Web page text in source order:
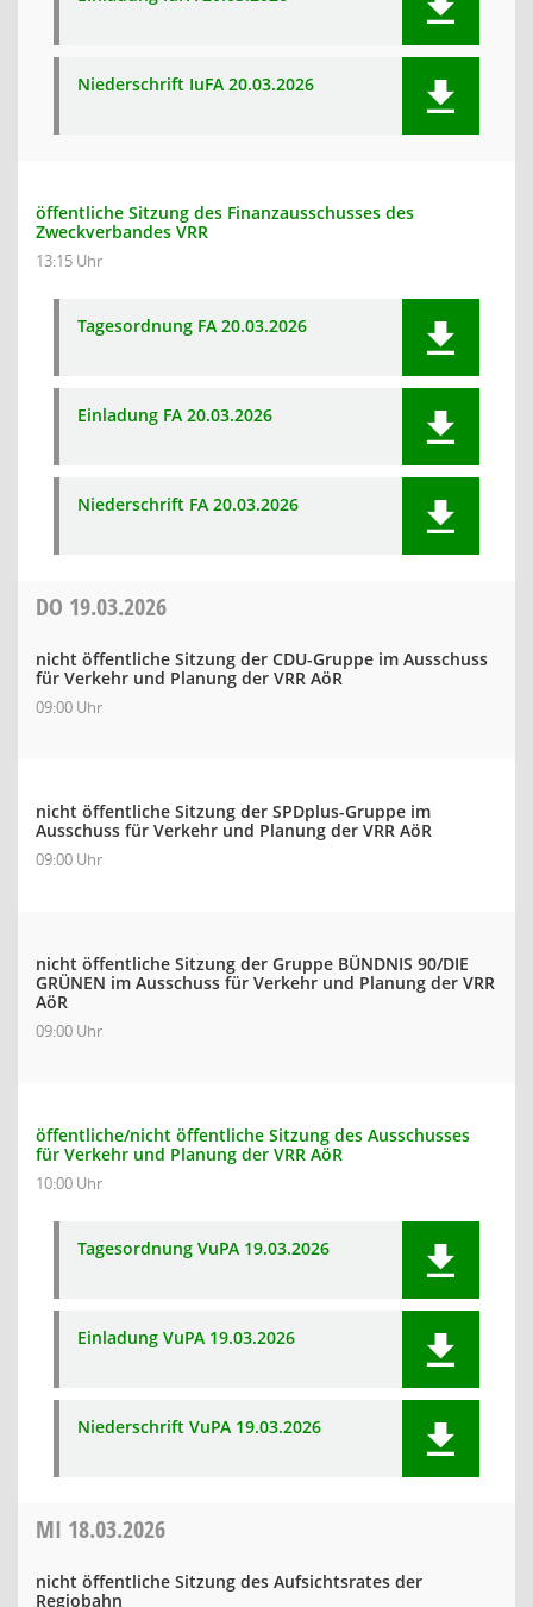
Niederschrift IuFA 20.03.2026
öffentliche Sitzung des Finanzausschusses des
Zweckverbandes VRR
13:15 Uhr
Tagesordnung FA 20.03.2026
Einladung FA 20.03.2026
Niederschrift FA 20.03.2026
DO 19.03.2026
nicht öffentliche Sitzung der CDU-Gruppe im Ausschuss
für Verkehr und Planung der VRR AöR
09:00 Uhr
nicht öffentliche Sitzung der SPDplus-Gruppe im
Ausschuss für Verkehr und Planung der VRR AöR
09:00 Uhr
nicht öffentliche Sitzung der Gruppe BÜNDNIS 90/DIE
GRÜNEN im Ausschuss für Verkehr und Planung der VRR
AöR
09:00 Uhr
öffentliche/nicht öffentliche Sitzung des Ausschusses
für Verkehr und Planung der VRR AöR
10:00 Uhr
Tagesordnung VuPA 19.03.2026
Einladung VuPA 19.03.2026
Niederschrift VuPA 19.03.2026
MI 18.03.2026
nicht öffentliche Sitzung des Aufsichtsrates der
Regiobahn